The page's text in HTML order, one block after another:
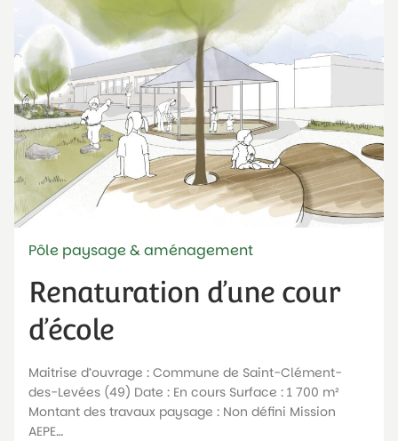
Pôle paysage & aménagement
Renaturation d’une cour
d’école
Maitrise d’ouvrage : Commune de Saint-Clément-
des-Levées (49) Date : En cours Surface : 1 700 m²
Montant des travaux paysage : Non défini Mission
AEPE…